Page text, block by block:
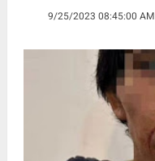
9/25/2023 08:45:00 AM